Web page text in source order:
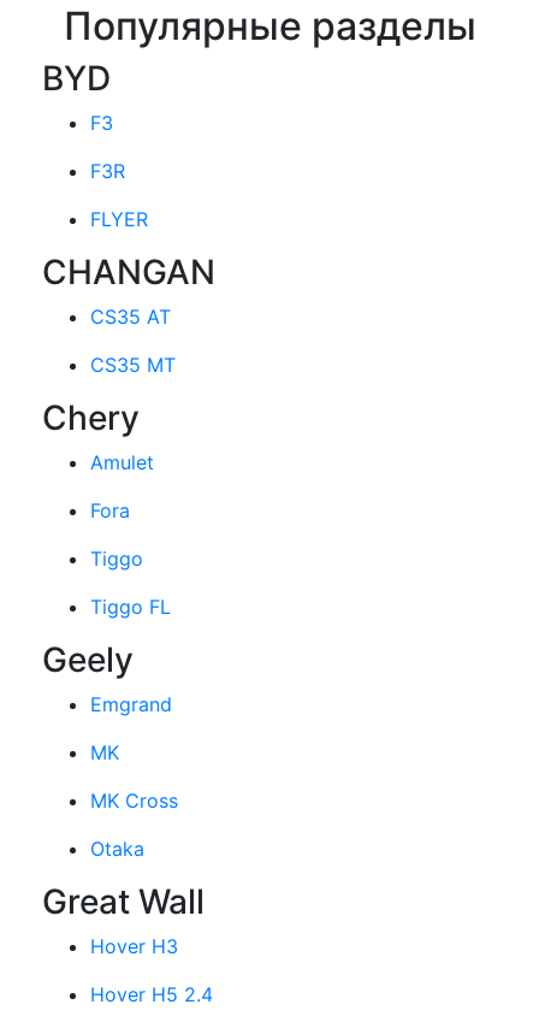
Популярные разделы
BYD
F3
F3R
FLYER
CHANGAN
CS35 AT
CS35 MT
Chery
Amulet
Fora
Tiggo
Tiggo FL
Geely
Emgrand
MK
MK Cross
Otaka
Great Wall
Hover H3
Hover H5 2.4